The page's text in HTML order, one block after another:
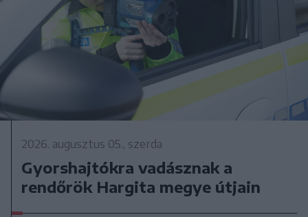
2026. augusztus 05., szerda
Gyorshajtókra vadásznak a
rendőrök Hargita megye útjain